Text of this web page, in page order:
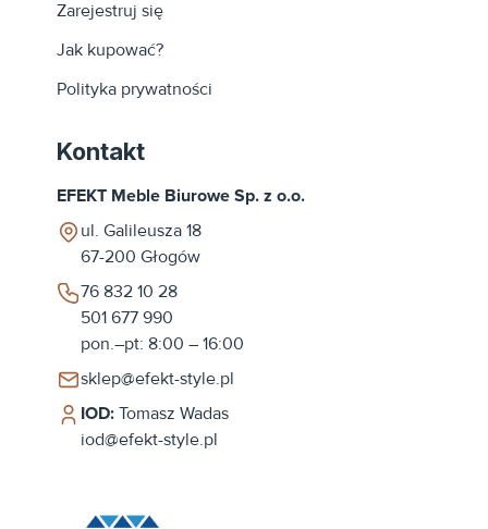
Zarejestruj się
Jak kupować?
Polityka prywatności
Kontakt
EFEKT Meble Biurowe Sp. z o.o.
ul. Galileusza 18
67-200 Głogów
76 832 10 28
501 677 990
pon.–pt: 8:00 – 16:00
sklep@efekt-style.pl
IOD: Tomasz Wadas
iod@efekt-style.pl